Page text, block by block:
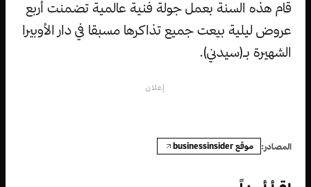
قام هذه السنة بعمل جولة فنية عالمية تضمنت أربع
عروض ليلية بيعت جميع تذاكرها مسبقا في دار الأوبيرا
الشهيرة بـ(سيدني).
إعلان
المصادر: موقع businessinsider